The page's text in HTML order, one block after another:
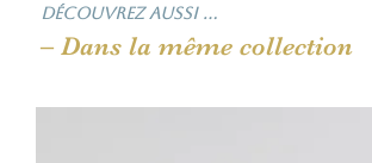
Découvrez aussi …
– Dans la même collection